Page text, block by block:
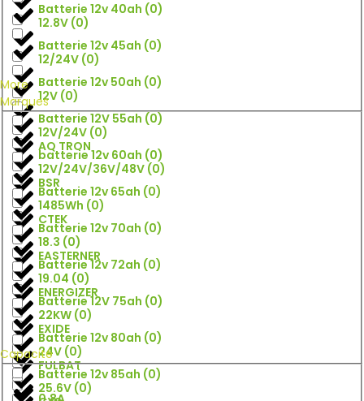
Batterie 12v 40ah (0)
Batterie 12v 45ah (0)
Batterie 12v 50ah (0)
Batterie 12V 55ah (0)
batterie 12v 60ah (0)
Batterie 12v 65ah (0)
Batterie 12v 70ah (0)
Batterie 12v 72ah (0)
Batterie 12V 75ah (0)
Batterie 12v 80ah (0)
Batterie 12v 85ah (0)
12.8V (0)
12/24V (0)
12V (0)
12V/24V (0)
12V/24V/36V/48V (0)
1485Wh (0)
18.3 (0)
19.04 (0)
22KW (0)
24V (0)
25.6V (0)
More
Marques
AQ TRON
BSR
CTEK
EASTERNER
ENERGIZER
EXIDE
FULBAT
Capacité